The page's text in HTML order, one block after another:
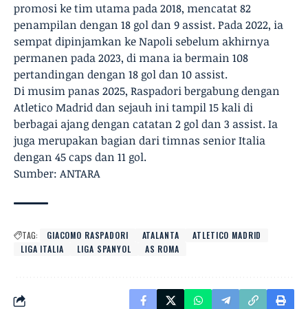
promosi ke tim utama pada 2018, mencatat 82
penampilan dengan 18 gol dan 9 assist. Pada 2022, ia
sempat dipinjamkan ke Napoli sebelum akhirnya
permanen pada 2023, di mana ia bermain 108
pertandingan dengan 18 gol dan 10 assist.
Di musim panas 2025, Raspadori bergabung dengan
Atletico Madrid dan sejauh ini tampil 15 kali di
berbagai ajang dengan catatan 2 gol dan 3 assist. Ia
juga merupakan bagian dari timnas senior Italia
dengan 45 caps dan 11 gol.
Sumber: ANTARA
TAG: GIACOMO RASPADORI ATALANTA
ATLETICO MADRID
LIGA ITALIA
LIGA SPANYOL AS ROMA